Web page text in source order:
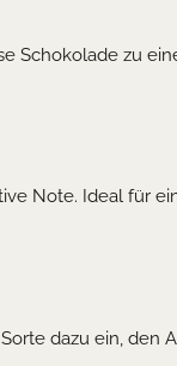
Schokolade zu
Note. Ideal für
dazu ein, den